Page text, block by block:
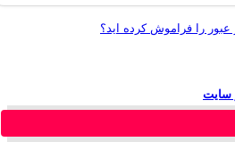
عبور را فراموش کرده اید؟
سایت